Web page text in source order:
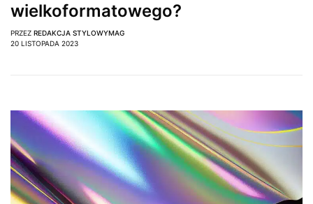
wielkoformatowego?
PRZEZ REDAKCJA STYLOWYMAG
20 LISTOPADA 2023